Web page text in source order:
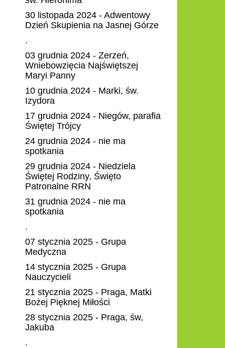
30 listopada 2024 - Adwentowy
Dzień Skupienia na Jasnej Górze
.
03 grudnia 2024 - Zerzeń,
Wniebowzięcia Najświętszej
Maryi Panny
10 grudnia 2024 - Marki, św.
Izydora
17 grudnia 2024 - Niegów, parafia
Świętej Trójcy
24 grudnia 2024 - nie ma
spotkania
29 grudnia 2024 - Niedziela
Świętej Rodziny, Święto
Patronalne RRN
31 grudnia 2024 - nie ma
spotkania
.
07 stycznia 2025 - Grupa
Medyczna
14 stycznia 2025 - Grupa
Nauczycieli
21 stycznia 2025 - Praga, Matki
Bożej Pięknej Miłości
28 stycznia 2025 - Praga, św,
Jakuba
.